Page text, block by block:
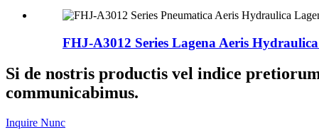
FHJ-A3012 Series Lagena Aeris
Si de nostris productis vel indice
communicabimus.
Inquire Nunc